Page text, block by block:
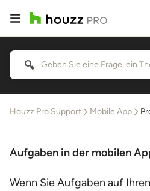
Houzz Pro Support Mobile App
Aufgaben in der mobilen
Wenn Sie Aufgaben auf